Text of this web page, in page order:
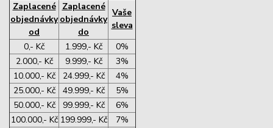
Zaplacené
objednávky
od
Zaplacené
objednávky
do
Vaše
sleva
0,- Kč
1.999,- Kč
0%
2.000,- Kč
9.999,- Kč
3%
10.000,- Kč
24.999,- Kč
4%
25.000,- Kč
49.999,- Kč
5%
50.000,- Kč
99.999,- Kč
6%
100.000,- Kč 199.999,- Kč
7%